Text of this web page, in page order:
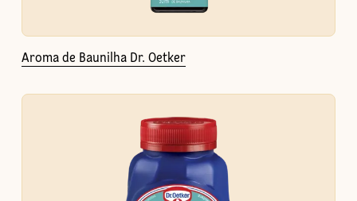
Aroma de Baunilha Dr. Oetker